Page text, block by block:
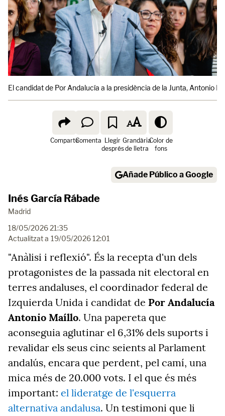
El candidat de Por Andalucía a la presidència de la Junta, Antonio
ComparteComenta Llegir
després
Grandària
de lletra
Color de
fons
Añade Público a Google
Inés García Rábade
Madrid
18/05/2026 21:35
Actualitzat a 19/05/2026 12:01
"Anàlisi i reflexió". És la recepta d'un dels
protagonistes de la passada nit electoral en
terres andaluses, el coordinador federal de
Izquierda Unida i candidat de Por Andalucía
Antonio Maíllo. Una papereta que
aconseguia aglutinar el 6,31% dels suports i
revalidar els seus cinc seients al Parlament
andalús, encara que perdent, pel camí, una
mica més de 20.000 vots. I el que és més
important: el lideratge de l'esquerra
alternativa andalusa. Un testimoni que li